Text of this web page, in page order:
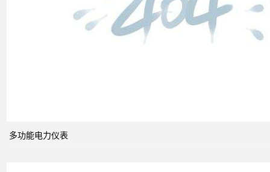
组成
多功能电力仪表